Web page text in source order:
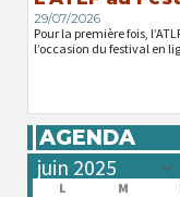
29/07/2026
Pour la première fois,
l’occasion du festival en
AGENDA
L M